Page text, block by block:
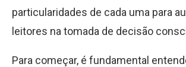
particularidades de cada uma para
leitores na tomada de decisão
Para começar, é fundamental